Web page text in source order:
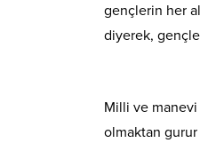
gençlerin her
diyerek,
Milli ve
olmaktan